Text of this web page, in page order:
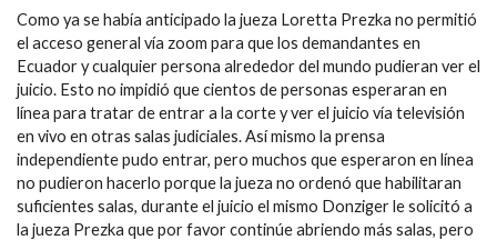
Como ya se había anticipado la jueza Loretta Prezka no permitió
el acceso general vía zoom para que los demandantes en
Ecuador y cualquier persona alrededor del mundo pudieran ver el
juicio. Esto no impidió que cientos de personas esperaran en
línea para tratar de entrar a la corte y ver el juicio vía televisión
en vivo en otras salas judiciales. Así mismo la prensa
independiente pudo entrar, pero muchos que esperaron en línea
no pudieron hacerlo porque la jueza no ordenó que habilitaran
suficientes salas, durante el juicio el mismo Donziger le solicitó a
la jueza Prezka que por favor continúe abriendo más salas, pero